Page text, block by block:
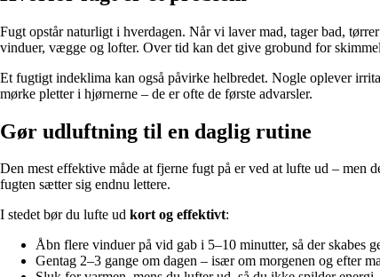
Fugt opstår naturligt i hverdagen. Når vi laver mad, tager bad,
vinduer, vægge og lofter. Over tid kan det give grobund for
Et fugtigt indeklima kan også påvirke helbredet. Nogle oplever
mørke pletter i hjørnerne – de er ofte de første advarsler.
Gør udluftning til en daglig rutine
Den mest effektive måde at fjerne fugt på er ved at lufte ud –
fugten sætter sig endnu lettere.
I stedet bør du lufte ud kort og effektivt:
Åbn flere vinduer på vid gab i 5–10 minutter, så der skabes
Gentag 2–3 gange om dagen – især om morgenen og efter